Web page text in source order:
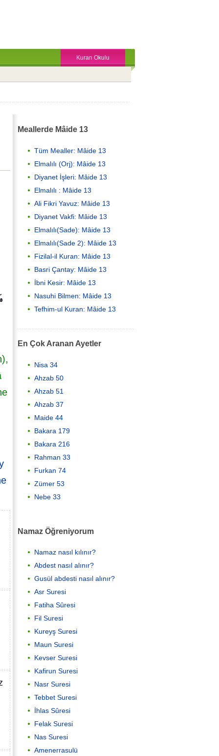
Kuran Okulu
Meallerde Mâide 13
Tüm Mealler: Mâide 13
Elmalılı (Orj): Mâide 13
Diyanet İşleri: Mâide 13
Elmalılı : Mâide 13
Ali Fikri Yavuz: Mâide 13
Diyanet Vakfi: Mâide 13
Elmalılı(Sade): Mâide 13
Elmalılı(Sade 2): Mâide 13
Fizilal-il Kuran: Mâide 13
Basri Çantay: Mâide 13
İbni Kesir: Mâide 13
Nasuhi Bilmen: Mâide 13
Tefhim-ul Kuran: Mâide 13
En Çok Aranan Ayetler
Nisa 34
Ahzab 50
Ahzab 51
Ahzab 37
Maide 44
Bakara 179
Bakara 216
Rahman 33
Furkan 74
Zümer 53
Nebe 33
Namaz Öğreniyorum
Namaz nasıl kılınır?
Abdest nasıl alınır?
Gusül abdesti nasıl alınır?
Asr Suresi
Fatiha Sûresi
Fil Suresi
Kureyş Suresi
Maun Suresi
Kevser Suresi
Kafirun Suresi
Nasr Suresi
Tebbet Suresi
İhlas Sûresi
Felak Suresi
Nas Suresi
Amenerrasulü